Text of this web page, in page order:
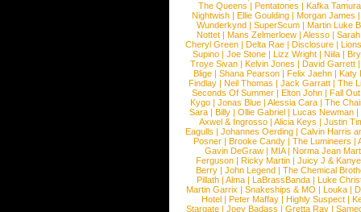
The Queens | Pentatones | Kafka Tamura
Nightwish |Ellie Goulding |Morgan James
Wunderkynd | SuperScum | Martin Luke
Nottet |Mans Zelmerloew |Alesso |
Cheryl Green |Delta Rae |Disclosure |
Supino |Joe Stone |Lizz Wright |Niila |
Troye Sivan | Kelvin Jones | David Garrett
Blige | Shana Pearson | Felix Jaehn | Katy
Findlay |Neil Thomas |Jack Garratt |The
Seconds Of Summer |Elton John |Fall
Kygo |Jonas Blue |Alessia Cara |The
Sara |Billy |Ollie Gabriel |Lucas Newman |
Axwel & Ingrosso | Alicia Keys | Justin
Eagulls |Johannes Oerding |Calvin Harris
Posner |Brooke Candy |The Lumineers |
Gavin DeGraw | MIA| Norma Jean
Ferguson | Ricky Martin | Juicy J &
Berry | John Legend | The Chemical
Pillath |Alma |LaBrassBanda |Luke
Martin Garrix | Snakeships & MO | Louka |
Hotel | Peter Maffay | Highly Suspect |
Stargate |Joey Badass |Gretta Ray |